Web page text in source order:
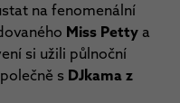
na fenomenální
Miss Petty a
si užili půlnoční
s DJkama z